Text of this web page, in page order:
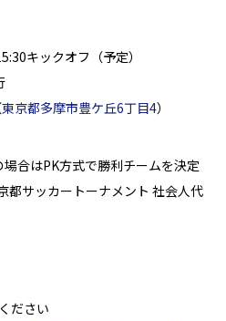
キックオフ（予定）
東京都多摩市豊ケ丘6丁目4）
合はPK方式で勝利チームを決定
都サッカートーナメント 社会人代
ださい